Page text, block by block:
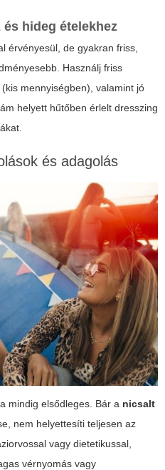
hideg ételekhez
érvényesül, de gyakran friss,
Használj friss
mennyiségben), valamint jó
helyett hűtőben érlelt dresszing
és adagolás
mindig elsődleges. Bár a nicsalt
nem helyettesíti teljesen az
vagy dietetikussal,
vérnyomás vagy